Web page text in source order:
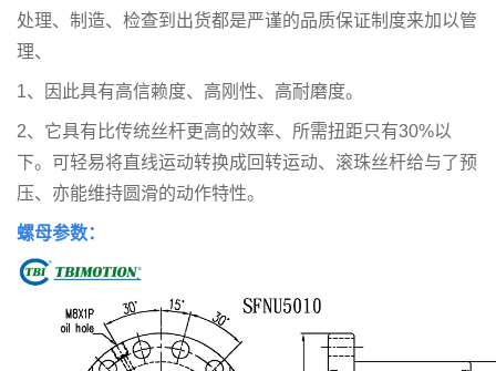
处理、制造、检查到出货都是严谨的品质保证制度来加以管
理、
1、因此具有高信赖度、高刚性、高耐磨度。
2、它具有比传统丝杆更高的效率、所需扭距只有30%以
下。可轻易将直线运动转换成回转运动、滚珠丝杆给与了预
压、亦能维持圆滑的动作特性。
螺母参数：